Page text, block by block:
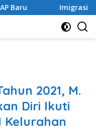
Imigrasi Go To School
2021, M.
Diri Ikuti
Kelurahan